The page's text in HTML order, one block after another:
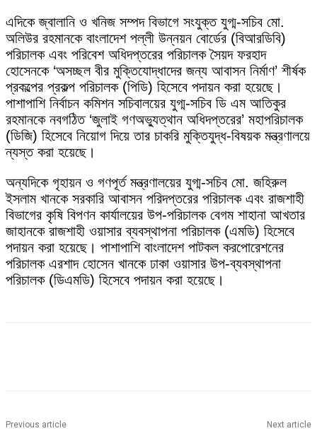
এদিকে জ্বালানি ও খনিজ সম্পদ বিভাগে সংযুক্ত যুগ্ম-সচিব মো.
অলিউর রহমানকে বাংলাদেশ পল্লী উন্নয়ন বোর্ডের (বিআরডিবি)
পরিচালক এবং পরিবেশ অধিদপ্তরের পরিচালক সৈয়দ ফরহাদ
হোসেনকে ‘অসচ্ছল বীর মুক্তিযোদ্ধাদের জন্য আবাসন নির্মাণ’ শীর্ষক
প্রকল্পের প্রকল্প পরিচালক (পিডি) হিসেবে পদায়ন করা হয়েছে।
পাশাপাশি নির্বাচন কমিশন সচিবালয়ের যুগ্ম-সচিব ডি এম আতিকুর
রহমানকে নবগঠিত ‘জুলাই গণঅভ্যুত্থান অধিদপ্তরের’ মহাপরিচালক
(ডিজি) হিসেবে নিয়োগ দিয়ে তার চাকরি মুক্তিযুদ্ধ-বিষয়ক মন্ত্রণালয়ে
ন্যস্ত করা হয়েছে।
অন্যদিকে গৃহায়ন ও গণপূর্ত মন্ত্রণালয়ের যুগ্ম-সচিব মো. জহিরুল
ইসলাম খানকে সরকারি আবাসন পরিদপ্তরের পরিচালক এবং রাজশাহী
বিভাগের কৃষি বিপণন কার্যালয়ের উপ-পরিচালক বেগম শাহানা আখতার
জাহানকে রাজশাহী ওয়াসার ব্যবস্থাপনা পরিচালক (এমডি) হিসেবে
পদায়ন করা হয়েছে। পাশাপাশি বাংলাদেশ পাটকল করপোরেশনের
পরিচালক এরশাদ হোসেন খানকে ঢাকা ওয়াসার উপ-ব্যবস্থাপনা
পরিচালক (ডিএমডি) হিসেবে পদায়ন করা হয়েছে।
Previous article Next article